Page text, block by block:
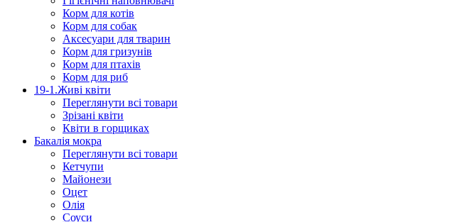
Корм для котів
Корм для собак
Аксесуари для тварин
Корм для гризунів
Корм для птахів
Корм для риб
19-1.Живі квіти
Переглянути всі товари
Зрізані квіти
Квіти в горщиках
Бакалія мокра
Переглянути всі товари
Кетчупи
Майонези
Оцет
Олія
Соуси